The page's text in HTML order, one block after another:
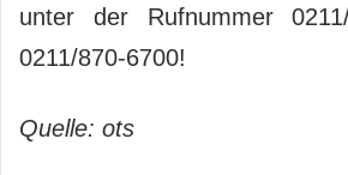
unter der Rufnummer
0211/870-6700!
Quelle: ots